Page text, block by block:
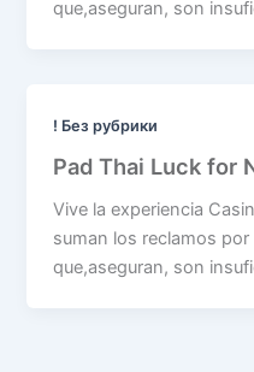
que,aseguran, son
! Без рубрики
Pad Thai Luck for
Vive la experiencia
suman los reclamos
que,aseguran, son